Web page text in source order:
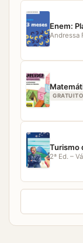
Enem:
Andressa
GRATUITO
Turismo
2ª Ed. –